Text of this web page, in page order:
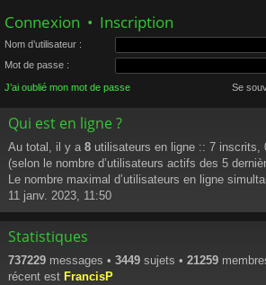
Connexion • Inscription
Nom d’utilisateur :
Mot de passe :
J’ai oublié mon mot de passe Se
Qui est en ligne ?
Au total, il y a 8 utilisateurs en ligne :: 7 inscrits,
(selon le nombre d’utilisateurs actifs des 5
Le nombre maximal d’utilisateurs en ligne
11 janv. 2023, 11:50
Statistiques
737229 messages • 3449 sujets • 21259
récent est FrancisP